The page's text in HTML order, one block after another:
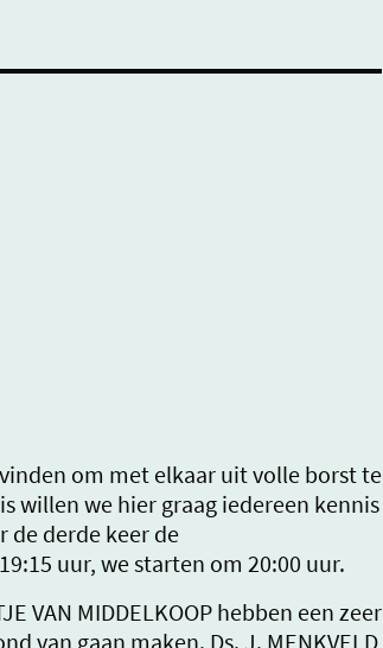
om met elkaar uit volle borst te
willen we hier graag iedereen kennis
de derde keer de
uur, we starten om 20:00 uur.
VAN MIDDELKOOP hebben een zeer
van gaan maken. Ds. J. MENKVELD